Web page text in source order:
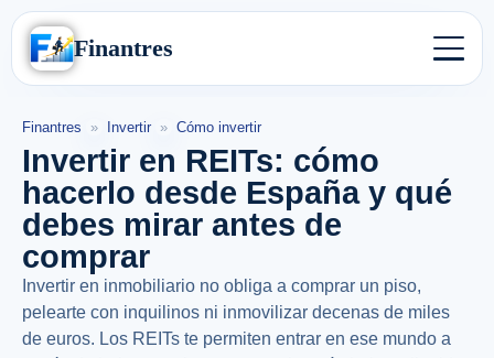
Finantres
Finantres » Invertir » Cómo invertir
Invertir en REITs: cómo
hacerlo desde España y qué
debes mirar antes de
comprar
Invertir en inmobiliario no obliga a comprar un piso,
pelearte con inquilinos ni inmovilizar decenas de miles
de euros. Los REITs te permiten entrar en ese mundo a